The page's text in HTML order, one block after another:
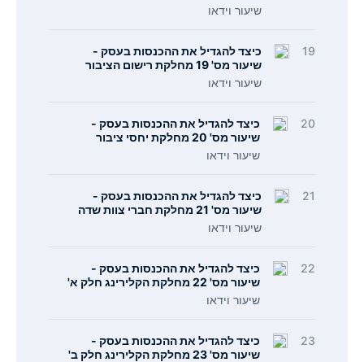
שיעור וידאו
19
כיצד להגדיל את ההכנסות בעסק -
שיעור מס' 19 מחלקת רישום הציבור
שיעור וידאו
20
כיצד להגדיל את ההכנסות בעסק -
שיעור מס' 20 מחלקת יחסי ציבור
שיעור וידאו
21
כיצד להגדיל את ההכנסות בעסק -
שיעור מס' 21 מחלקת חברי צוות שדה
שיעור וידאו
22
כיצד להגדיל את ההכנסות בעסק -
שיעור מס' 22 מחלקת הקלירינג חלק א'
שיעור וידאו
23
כיצד להגדיל את ההכנסות בעסק -
שיעור מס' 23 מחלקת הקלירינג חלק ב'